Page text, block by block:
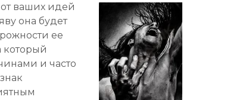
от ваших идей
она будет
ее
который
и часто